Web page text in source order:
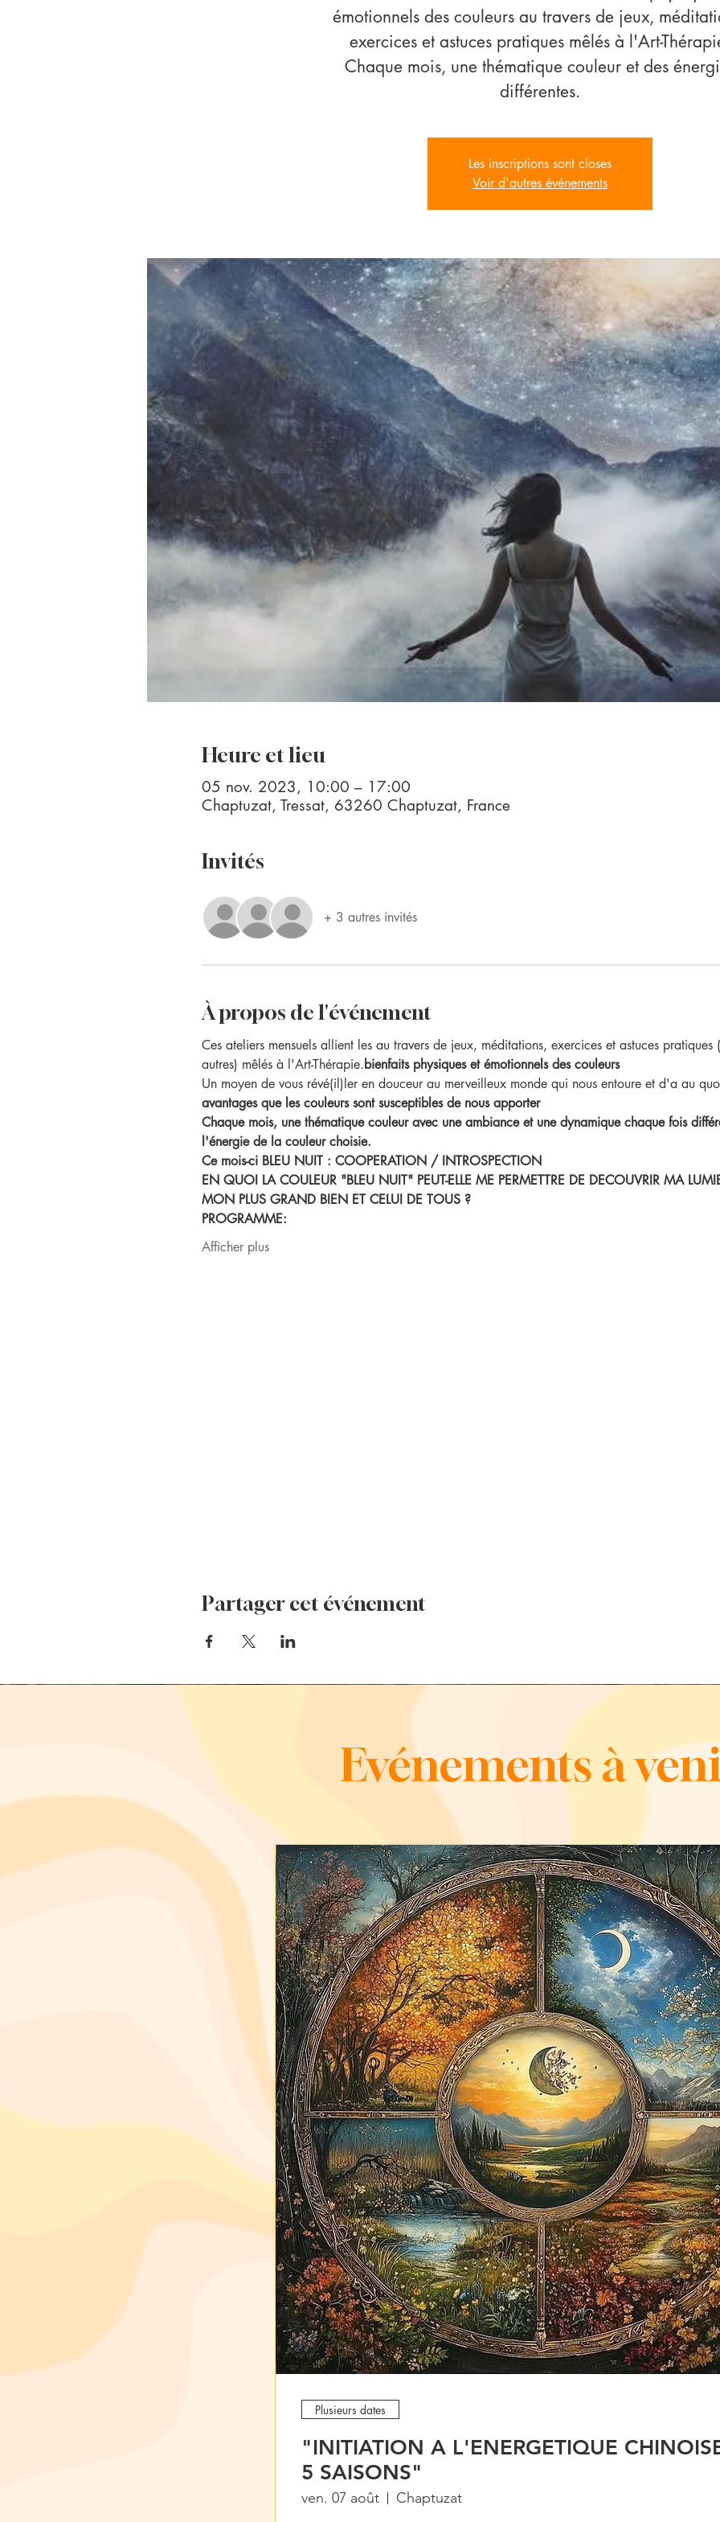
émotionnels des couleurs au travers de jeux,
exercices et astuces pratiques mêlés à l'Art-
Chaque mois, une thématique couleur et des
différentes.
Les inscriptions sont closes
Voir d'autres événements
Heure et lieu
05 nov. 2023, 10:00 – 17:00
Chaptuzat, Tressat, 63260 Chaptuzat, France
Invités
+ 3 autres invités
À propos de l'événement
Ces ateliers mensuels allient les au travers de jeux, méditations, exercices et astuces
autres) mêlés à l'Art-Thérapie.bienfaits physiques et émotionnels des couleurs
Un moyen de vous révé(il)ler en douceur au merveilleux monde qui nous entoure et d'a au
avantages que les couleurs sont susceptibles de nous apporter
Chaque mois, une thématique couleur avec une ambiance et une dynamique chaque fois
l'énergie de la couleur choisie.
Ce mois-ci BLEU NUIT : COOPERATION / INTROSPECTION
EN QUOI LA COULEUR "BLEU NUIT" PEUT-ELLE ME PERMETTRE DE DECOUVRIR MA
MON PLUS GRAND BIEN ET CELUI DE TOUS ?
PROGRAMME:
Afficher plus
Partager cet événement
Evénements à
Plusieurs dates
"INITIATION A L'ENERGETIQUE
5 SAISONS"
ven. 07 août Chaptuzat